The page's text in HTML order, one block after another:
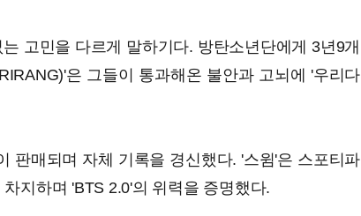
고민을 다르게 말하기다. 방탄소년단에게 3년9개
은 그들이 통과해온 불안과 고뇌에 '우리다
판매되며 자체 기록을 경신했다. '스윔'은 스포티파
지하며 'BTS 2.0'의 위력을 증명했다.